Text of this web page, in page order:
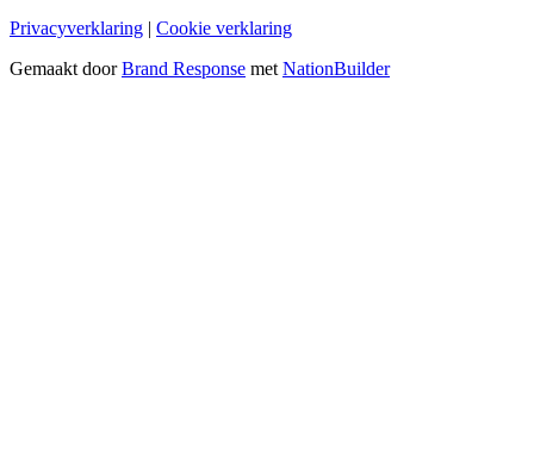
Privacyverklaring | Cookie verklaring
Gemaakt doorBrand Response met NationBuilder